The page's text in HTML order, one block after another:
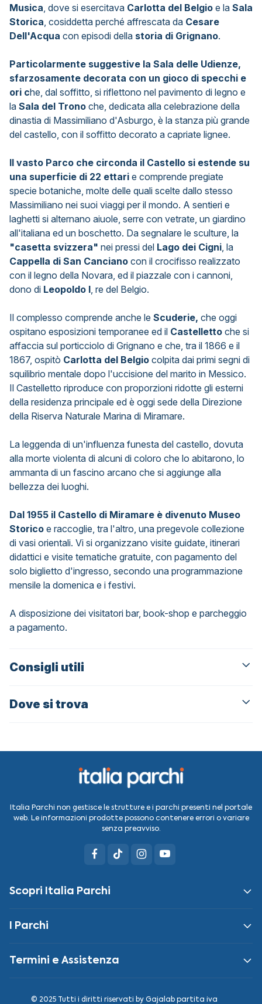
Musica , dove si esercitava Carlotta del Belgio e la Sala
Storica , cosiddetta perché affrescata da Cesare
Dell'Acqua con episodi della storia di Grignano.
Particolarmente suggestive la Sala delle Udienze,
sfarzosamente decorata con un gioco di specchi e
ori che, dal soffitto, si riflettono nel pavimento di legno e
la Sala del Trono che, dedicata alla celebrazione della
dinastia di Massimiliano d'Asburgo, è la stanza più grande
del castello, con il soffitto decorato a capriate lignee.
Il vasto Parco che circonda il Castello si estende su
una superficie di 22 ettari e comprende pregiate
specie botaniche, molte delle quali scelte dallo stesso
Massimiliano nei suoi viaggi per il mondo. A sentieri e
laghetti si alternano aiuole, serre con vetrate, un giardino
all'italiana ed un boschetto. Da segnalare le sculture, la
"casetta svizzera" nei pressi del Lago dei Cigni , la
Cappella di San Canciano con il crocifisso realizzato
con il legno della Novara, ed il piazzale con i cannoni,
dono di Leopoldo I , re del Belgio.
Il complesso comprende anche le Scuderie, che oggi
ospitano esposizioni temporanee ed il Castelletto che si
affaccia sul porticciolo di Grignano e che, tra il 1866 e il
1867, ospitò Carlotta del Belgio colpita dai primi segni di
squilibrio mentale dopo l'uccisione del marito in Messico.
Il Castelletto riproduce con proporzioni ridotte gli esterni
della residenza principale ed è oggi sede della Direzione
della Riserva Naturale Marina di Miramare.
La leggenda di un'influenza funesta del castello, dovuta
alla morte violenta di alcuni di coloro che lo abitarono, lo
ammanta di un fascino arcano che si aggiunge alla
bellezza dei luoghi.
Dal 1955 il Castello di Miramare è divenuto Museo
Storico e raccoglie, tra l'altro, una pregevole collezione
di vasi orientali. Vi si organizzano visite guidate, itinerari
didattici e visite tematiche gratuite, con pagamento del
solo biglietto d'ingresso, secondo una programmazione
mensile la domenica e i festivi.
A disposizione dei visitatori bar, book-shop e parcheggio
a pagamento.
Consigli utili
Dove si trova
Italia Parchi non gestisce le strutture e i parchi presenti nel portale
web. Le informazioni prodotte possono contenere errori o variare
senza preavviso.
Scopri Italia Parchi
I Parchi
Termini e Assistenza
© 2025 Tutti i diritti riservati by Gajalabpartita iva